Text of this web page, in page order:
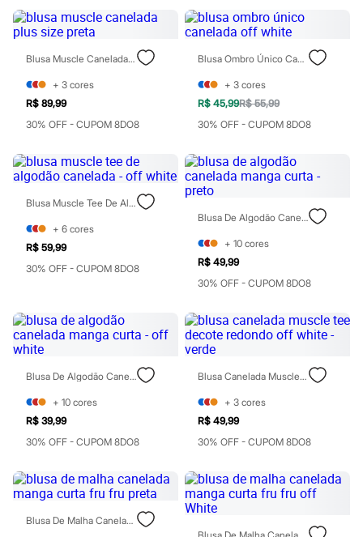
Polos
Acessórios
Chapéus e Bonés
Carteiras
Óculos
Relógios
Calçados
Chinelos
Sapatos
Tênis
Moda esportiva
Acessórios
Bermudas
Camisetas
Regatas
Moda íntima
Cuecas
Meias
Moda praia
Personagens
Plus size
Blusas e Camisetas
Calças
Casacos e Jaquetas
Jeans
Moda esportiva
Shorts e Bermudas
Todos os produtos
Blusa Muscle Canelada Plus Size Preta
+ 3 cores
R$ 89,99
30% OFF - CUPOM 8DO8
Blusa Ombro Único Canelada Off White
+ 3 cores
R$ 45,99R$ 55,99
30% OFF - CUPOM 8DO8
Blusa Muscle Tee De Algodão Canelada - Off White
+ 6 cores
R$ 59,99
30% OFF - CUPOM 8DO8
Blusa De Algodão Canelada Manga Curta - Preto
+ 10 cores
R$ 49,99
30% OFF - CUPOM 8DO8
Blusa De Algodão Canelada Manga Curta - Off White
+ 10 cores
R$ 39,99
30% OFF - CUPOM 8DO8
Blusa Canelada Muscle Tee Decote Redondo Off White - Verde
+ 3 cores
R$ 49,99
30% OFF - CUPOM 8DO8
Blusa De Malha Canelada Manga Curta Fru Fru Preta